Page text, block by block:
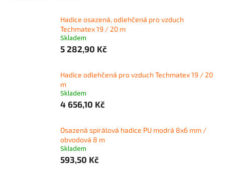
Hadice osazená, odlehčená pro vzduch
Techmatex 19 / 20 m
Skladem
5 282,90 Kč
Hadice odlehčená pro vzduch Techmatex 19 / 20
m
Skladem
4 656,10 Kč
Osazená spirálová hadice PU modrá 8x6 mm /
obvodová 8 m
Skladem
593,50 Kč